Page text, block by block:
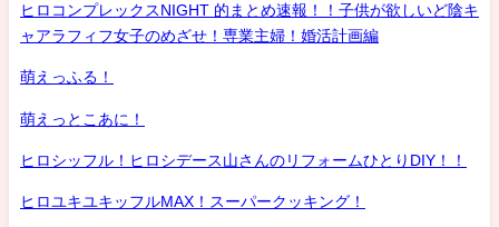
ヒロコンプレックスNIGHT 的まとめ速報！！子供が欲しいど陰キ
ャアラフィフ女子のめざせ！専業主婦！婚活計画編
萌えっふる！
萌えっとこあに！
ヒロシッフル！ヒロシデース山さんのリフォームひとりDIY！！
ヒロユキユキッフルMAX！スーパークッキング！